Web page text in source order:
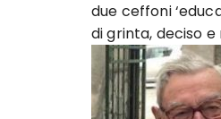
due ceffoni
di grinta, deciso e